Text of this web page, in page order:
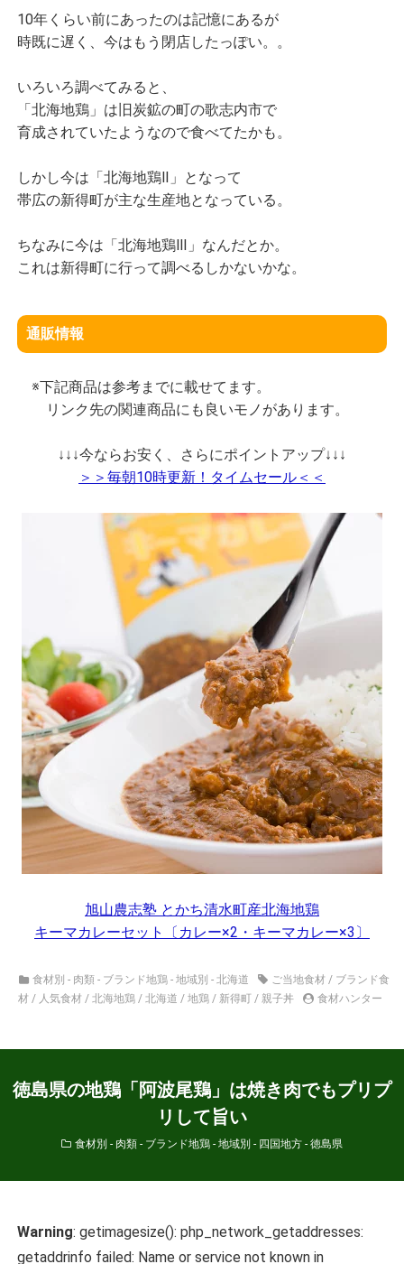
10年くらい前にあったのは記憶にあるが
時既に遅く、今はもう閉店したっぽい。。
いろいろ調べてみると、
「北海地鶏」は旧炭鉱の町の歌志内市で
育成されていたようなので食べてたかも。
しかし今は「北海地鶏Ⅱ」となって
帯広の新得町が主な生産地となっている。
ちなみに今は「北海地鶏Ⅲ」なんだとか。
これは新得町に行って調べるしかないかな。
通販情報
※下記商品は参考までに載せてます。
リンク先の関連商品にも良いモノがあります。
↓↓↓今ならお安く、さらにポイントアップ↓↓↓
＞＞毎朝10時更新！タイムセール＜＜
旭山農志塾 とかち清水町産北海地鶏
キーマカレーセット〔カレー×2・キーマカレー×3〕
食材別 - 肉類 - ブランド地鶏 - 地域別 - 北海道 ご当地食材 / ブランド食
材 / 人気食材 / 北海地鶏/ 北海道 / 地鶏/ 新得町/ 親子丼 食材ハンター
徳島県の地鶏「阿波尾鶏」は焼き肉でもプリプ
リして旨い
食材別 - 肉類 - ブランド地鶏 - 地域別 - 四国地方 - 徳島県
Warning: getimagesize(): php_network_getaddresses:
getaddrinfo failed: Name or service not known in